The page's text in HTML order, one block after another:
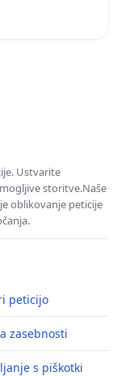
Ustvarite
storitve.Naše
oblikovanje peticije
peticijo
zasebnosti
s piškotki